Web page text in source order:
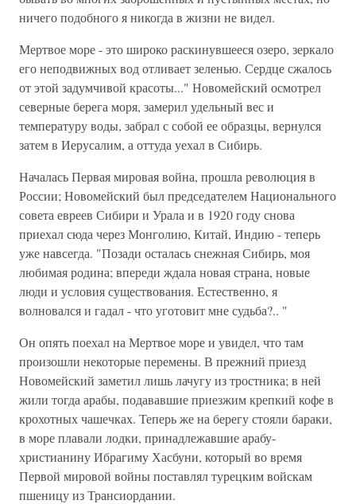
ничего подобного я никогда в жизни не видел.
Мертвое море - это широко раскинувшееся озеро, зеркало
его неподвижных вод отливает зеленью. Сердце сжалось
от этой задумчивой красоты..." Новомейский осмотрел
северные берега моря, замерил удельный вес и
температуру воды, забрал с собой ее образцы, вернулся
затем в Иерусалим, а оттуда уехал в Сибирь.
Началась Первая мировая война, прошла революция в
России; Новомейский был председателем Национального
совета евреев Сибири и Урала и в 1920 году снова
приехал сюда через Монголию, Китай, Индию - теперь
уже навсегда. "Позади осталась снежная Сибирь, моя
любимая родина; впереди ждала новая страна, новые
люди и условия существования. Естественно, я
волновался и гадал - что уготовит мне судьба?.. "
Он опять поехал на Мертвое море и увидел, что там
произошли некоторые перемены. В прежний приезд
Новомейский заметил лишь лачугу из тростника; в ней
жили тогда арабы, подававшие приезжим крепкий кофе в
крохотных чашечках. Теперь же на берегу стояли бараки,
в море плавали лодки, принадлежавшие арабу-
христианину Ибрагиму Хасбуни, который во время
Первой мировой войны поставлял турецким войскам
пшеницу из Трансиордании.